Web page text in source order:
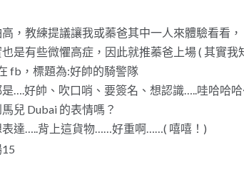
，教練提議讓我或蓁爸其中一人來體驗看看，
是有些微懼高症，因此就推蓁爸上場 ( 其實
fb，標題為:好帥的騎警隊
….好帥、吹口哨、要簽名、想認識…..哇哈哈
兒 Dubai 的表情嗎？
表達…..背上這貨物……好重啊……( 嘻嘻！)